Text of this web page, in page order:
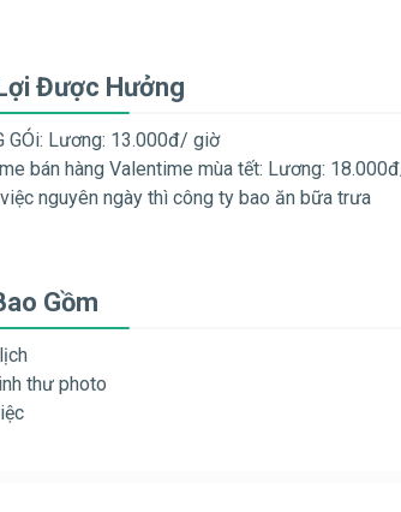
Được Hưởng
GÓi: Lương: 13.000đ/ giờ
bán hàng Valentime mùa tết: Lương:
nguyên ngày thì công ty bao ăn bữa trưa
Gồm
thư photo